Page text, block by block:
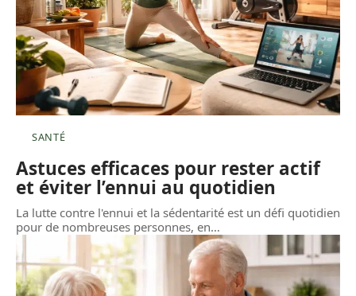
SANTÉ
Astuces efficaces pour rester actif
et éviter l’ennui au quotidien
La lutte contre l'ennui et la sédentarité est un défi quotidien
pour de nombreuses personnes, en…